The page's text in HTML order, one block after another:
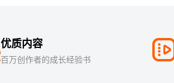
优质内容
百万创作者的成长经验书